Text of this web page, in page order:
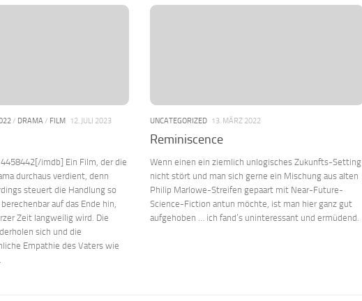
/ DRAMA / FILM 12. JULI 2023
imdb] Ein Film, der die
durchaus verdient, denn
steuert die Handlung so
auf das Ende hin,
Zeit langweilig wird. Die
sich und die
Empathie des Vaters wie
UNCATEGORIZED 13. MÄRZ 2022
Reminiscence
Wenn einen ein ziemlich unlogisches Zukunfts-Setting
nicht stört und man sich gerne ein Mischung aus alten
Philip Marlowe-Streifen gepaart mit Near-Future-
Science-Fiction antun möchte, ist man hier ganz gut
aufgehoben … ich fand’s uninteressant und ermüdend.